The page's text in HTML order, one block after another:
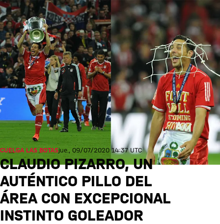
CUELGA LAS BOTASjue., 09/07/2020 14:37 UTC
CLAUDIO PIZARRO, UN
AUTÉNTICO PILLO DEL
ÁREA CON EXCEPCIONAL
INSTINTO GOLEADOR